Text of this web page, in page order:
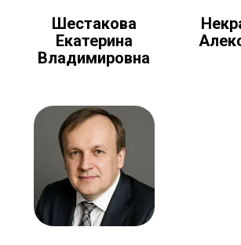
Шестакова
Екатерина
Владимировна